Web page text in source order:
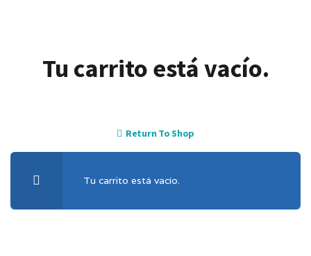
Tu carrito está vacío.
Return To Shop
Tu carrito está vacío.